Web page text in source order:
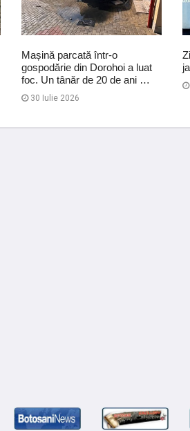
Mașină parcată într-o
gospodărie din Dorohoi a luat
foc. Un tânăr de 20 de ani …
30 Iulie 2026